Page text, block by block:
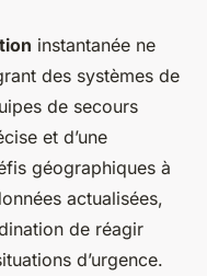
instantanée ne
des systèmes de
de secours
et d’une
géographiques à
actualisées,
de réagir
d’urgence.